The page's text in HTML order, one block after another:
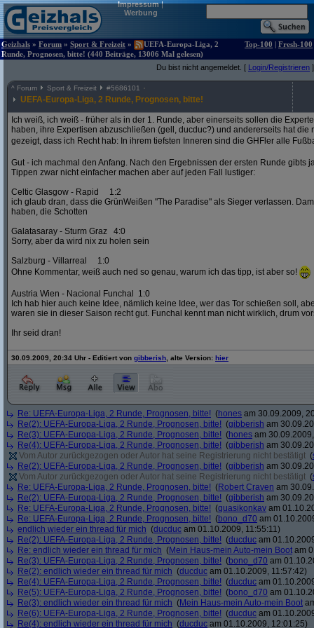
Impressum|
Werbung
Geizhals » Forum » Sport & Freizeit »
UEFA-Europa-Liga, 2
Runde, Prognosen, bitte! (440 Beiträge, 13006 Mal gelesen)
Top-100 | Fresh-100
Du bist nicht angemeldet. [ Login/Registrieren ]
^ Forum Sport & Freizeit #5686101
UEFA-Europa-Liga, 2 Runde, Prognosen, bitte!
Ich weiß, ich weiß - früher als in der 1. Runde, aber einerseits sollen die
haben, ihre Expertisen abzuschließen (gell, ducduc?) und andererseits hat die
gezeigt, dass ich Recht hab: In ihrem tiefsten Inneren sind die GHFler alle
Gut - ich machmal den Anfang. Nach den Ergebnissen der ersten Runde gibts
Tippen zwar nicht einfacher machen aber auf jeden Fall lustiger:
Celtic Glasgow - Rapid 1:2
ich glaub dran, dass die GrünWeißen "The Paradise" als Sieger verlassen.
haben, die Schotten
Galatasaray - Sturm Graz 4:0
Sorry, aber da wird nix zu holen sein
Salzburg - Villarreal 1:0
Ohne Kommentar, weiß auch ned so genau, warum ich das tipp, ist aber so!
Austria Wien - Nacional Funchal 1:0
Ich hab hier auch keine Idee, nämlich keine Idee, wer das Tor schießen soll,
waren sie in dieser Saison recht gut. Funchal kennt man nicht wirklich, drum
Ihr seid dran!
30.09.2009, 20:34 Uhr - Editiert von gibberish , alte Version: hier
Re: UEFA-Europa-Liga, 2 Runde, Prognosen, bitte! (hones am 30.09.2009,
Re(2): UEFA-Europa-Liga, 2 Runde, Prognosen, bitte! (gibberish am
Re(3): UEFA-Europa-Liga, 2 Runde, Prognosen, bitte! (hones am
Re(4): UEFA-Europa-Liga, 2 Runde, Prognosen, bitte! (gibberish am
Vom Autor zurückgezogen oder Autor hat seine Registrierung nicht bestätigt (
Re(2): UEFA-Europa-Liga, 2 Runde, Prognosen, bitte! (gibberish am
Vom Autor zurückgezogen oder Autor hat seine Registrierung nicht bestätigt (
Re: UEFA-Europa-Liga, 2 Runde, Prognosen, bitte! (Robert Craven am
Re(2): UEFA-Europa-Liga, 2 Runde, Prognosen, bitte! (gibberish am
Re: UEFA-Europa-Liga, 2 Runde, Prognosen, bitte! (quasikonkav am
Re: UEFA-Europa-Liga, 2 Runde, Prognosen, bitte! (bono_d70 am
endlich wieder ein thread für mich (ducduc am 01.10.2009, 11:55:11)
Re(2): UEFA-Europa-Liga, 2 Runde, Prognosen, bitte! (ducduc am
Re: endlich wieder ein thread für mich (Mein Haus-mein Auto-mein Boot am
Re(3): UEFA-Europa-Liga, 2 Runde, Prognosen, bitte! (bono_d70 am
Re(2): endlich wieder ein thread für mich (ducduc am 01.10.2009, 11:57:42)
Re(4): UEFA-Europa-Liga, 2 Runde, Prognosen, bitte! (ducduc am
Re(5): UEFA-Europa-Liga, 2 Runde, Prognosen, bitte! (bono_d70 am
Re(3): endlich wieder ein thread für mich (Mein Haus-mein Auto-mein Boot
Re(6): UEFA-Europa-Liga, 2 Runde, Prognosen, bitte! (ducduc am
Re(4): endlich wieder ein thread für mich (ducduc am 01.10.2009, 12:01:25)